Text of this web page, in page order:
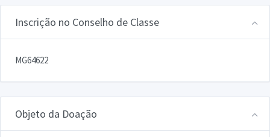
Inscrição no Conselho de Classe
MG64622
Objeto da Doação